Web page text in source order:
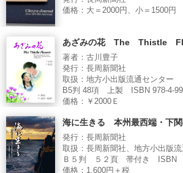
価格：大＝2000円、小＝1500円
あざみの花 The Thistle
著者：古川豊子
発行：長周新聞社
取扱：地方小出版流通センター
B5判 48項 上製 ISBN 978-4-
価格：￥2000Ｅ
海に生きる 本州最西端・下
発行：長周新聞社
取扱：長周新聞社、地方小出版
Ｂ５判 ５２頁 帯付き ISBN
価格：1,600円＋税